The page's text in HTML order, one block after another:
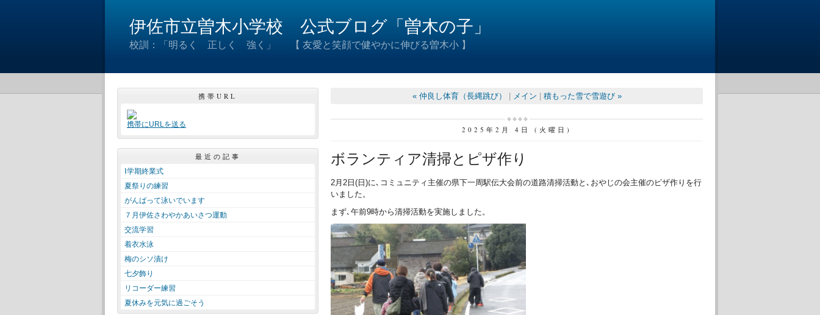
伊佐市立曽木小学校 公式ブログ「曽木の子」
校訓：「明るく 正しく 強く」 【 友愛と笑顔で健やかに伸びる曽木小 】
携帯URL
携帯にURLを送る
最近の記事
Ⅰ学期終業式
夏祭りの練習
がんばって泳いでいます
７月伊佐さわやかあいさつ運動
交流学習
着衣水泳
梅のシソ漬け
七夕飾り
リコーダー練習
夏休みを元気に過ごそう
« 仲良し体育（長縄跳び） メイン 積もった雪で雪遊び »
2025年2月 4日 (火曜日)
ボランティア清掃とピザ作り
2月2日(日)に､コミュニティ主催の県下一周駅伝大会前の道路清掃活動と､おやじの会主催のピザ作りを行
いました。
まず､午前9時から清掃活動を実施しました。